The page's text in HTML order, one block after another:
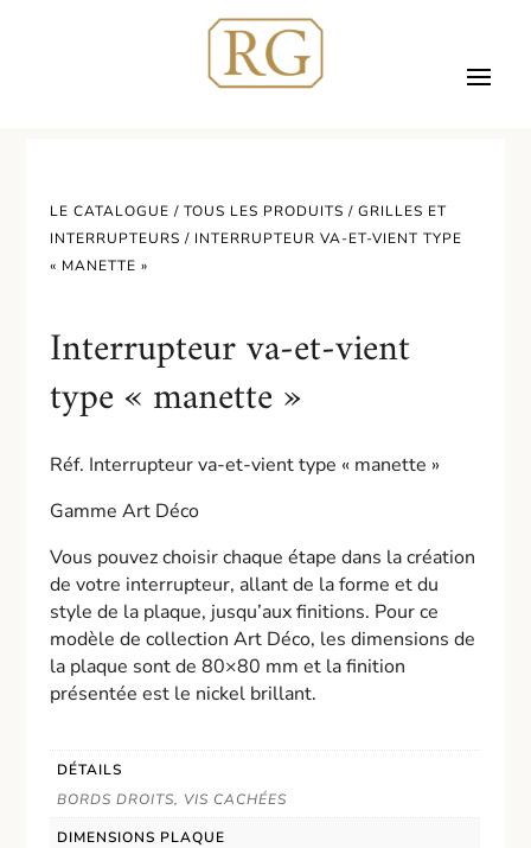
LE CATALOGUE /TOUS LES PRODUITS /GRILLES ET
INTERRUPTEURS / INTERRUPTEUR VA-ET-VIENT TYPE
« MANETTE »
Interrupteur va-et-vient
type « manette »
Réf. Interrupteur va-et-vient type « manette »
Gamme Art Déco
Vous pouvez choisir chaque étape dans la création
de votre interrupteur, allant de la forme et du
style de la plaque, jusqu’aux finitions. Pour ce
modèle de collection Art Déco, les dimensions de
la plaque sont de 80×80 mm et la finition
présentée est le nickel brillant.
DÉTAILS
BORDS DROITS, VIS CACHÉES
DIMENSIONS PLAQUE